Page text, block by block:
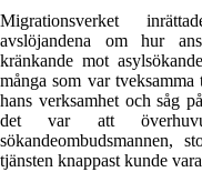
Migrationsverket
avslöjandena om hur
kränkande mot
många som var
hans verksamhet och såg
det var att
tjänsten knappast kunde